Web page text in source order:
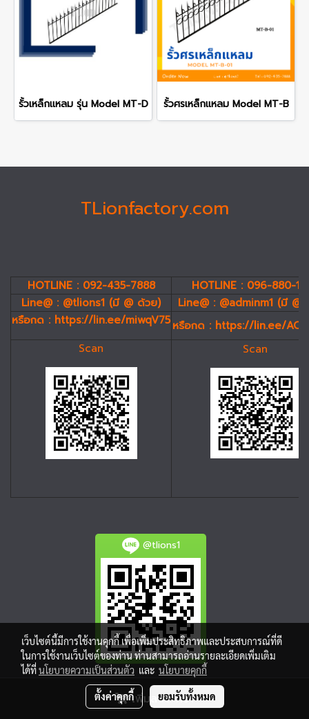
เพิ่มลงตะกร้า
รั้วเหล็กแหลม รุ่น Model MT-D รั้วศรเหล็กแหลม Model MT-B
TLionfactory.com
HOTLINE : 092-435-7888
HOTLINE : 096-880-
Line@ : @tlions1 (มี @ ด้วย)
Line@ : @adminm1 (มี
หรือกด : https://lin.ee/miwqV75หรือกด : https://lin.ee/
Scan
Scan
@tlions1
เว็บไซต์นี้มีการใช้งานคุกกี้ เพื่อเพิ่มประสิทธิภาพและประสบการณ์ที่ดี
ในการใช้งานเว็บไซต์ของท่าน ท่านสามารถอ่านรายละเอียดเพิ่มเติม
ได้ที่นโยบายความเป็นส่วนตัว และ นโยบายคุกกี้
ตั้งค่าคุกกี้ ยอมรับทั้งหมด